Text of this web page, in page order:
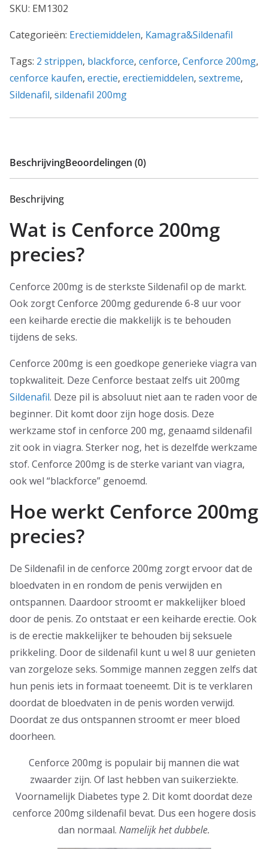
20
pillen]
SKU: EM1302
Categorieën: Erectiemiddelen, Kamagra&Sildenafil
Tags: 2 strippen, blackforce, cenforce, Cenforce 200mg,
cenforce kaufen, erectie, erectiemiddelen, sextreme,
Sildenafil, sildenafil 200mg
BeschrijvingBeoordelingen (0)
Beschrijving
Wat is Cenforce 200mg
precies?
Cenforce 200mg is de sterkste Sildenafil op de markt.
Ook zorgt Cenforce 200mg gedurende 6-8 uur voor
een keiharde erectie die makkelijk is te behouden
tijdens de seks.
Cenforce 200mg is een goedkope generieke viagra van
topkwaliteit. Deze Cenforce bestaat zelfs uit 200mg
Sildenafil. Deze pil is absoluut niet aan te raden voor de
beginner. Dit komt door zijn hoge dosis. Deze
werkzame stof in cenforce 200 mg, genaamd sildenafil
zit ook in viagra. Sterker nog, het is dezelfde werkzame
stof. Cenforce 200mg is de sterke variant van viagra,
ook wel “blackforce” genoemd.
Hoe werkt Cenforce 200mg
precies?
De Sildenafil in de cenforce 200mg zorgt ervoor dat de
bloedvaten in en rondom de penis verwijden en
ontspannen. Daardoor stroomt er makkelijker bloed
door de penis. Zo ontstaat er een keiharde erectie. Ook
is de erectie makkelijker te behouden bij seksuele
prikkeling. Door de sildenafil kunt u wel 8 uur genieten
van zorgeloze seks. Sommige mannen zeggen zelfs dat
hun penis iets in formaat toeneemt. Dit is te verklaren
doordat de bloedvaten in de penis worden verwijd.
Doordat ze dus ontspannen stroomt er meer bloed
doorheen.
Cenforce 200mg is populair bij mannen die wat
zwaarder zijn. Of last hebben van suikerziekte.
Voornamelijk Diabetes type 2. Dit komt doordat deze
cenforce 200mg sildenafil bevat. Dus een hogere dosis
dan normaal. Namelijk het dubbele.